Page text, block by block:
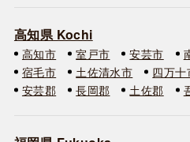
高知県 Kochi
高知市 室戸市 安芸市
宿毛市
土佐清水市 四万十
安芸郡
長岡郡 土佐郡